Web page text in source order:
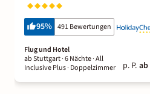
95% 491 Bewertungen
Flug und Hotel
ab Stuttgart ·6 Nächte· All
Inclusive Plus· Doppelzimmer p. P. ab